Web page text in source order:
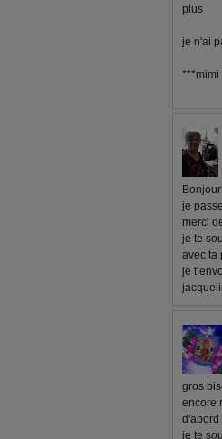
plus
je n'ai
***mimi
je
merci
je te
avec ta
je
gros
encore
d'abord
je te